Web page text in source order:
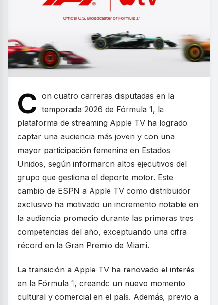
C on cuatro carreras disputadas en la
temporada 2026 de Fórmula 1, la
plataforma de streaming Apple TV ha logrado
captar una audiencia más joven y con una
mayor participación femenina en Estados
Unidos, según informaron altos ejecutivos del
grupo que gestiona el deporte motor. Este
cambio de ESPN a Apple TV como distribuidor
exclusivo ha motivado un incremento notable en
la audiencia promedio durante las primeras tres
competencias del año, exceptuando una cifra
récord en la Gran Premio de Miami.
La transición a Apple TV ha renovado el interés
en la Fórmula 1, creando un nuevo momento
cultural y comercial en el país. Además, previo a